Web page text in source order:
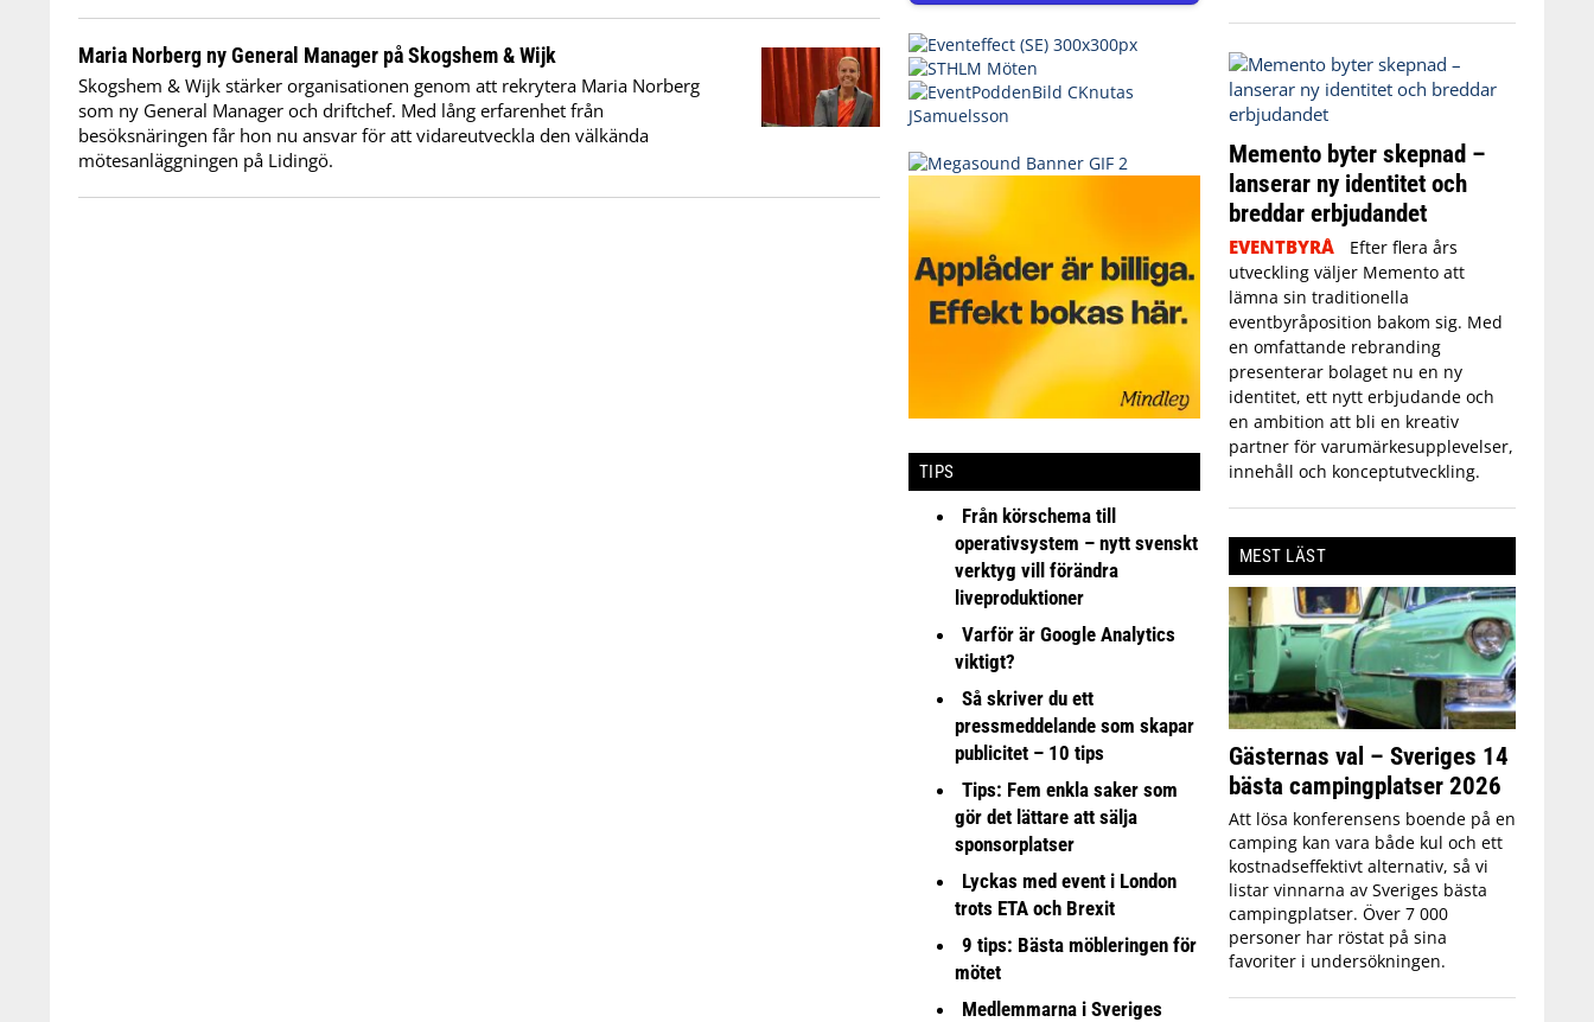
Maria Norberg ny General Manager på Skogshem & Wijk
Skogshem & Wijk stärker organisationen genom att rekrytera Maria Norberg
som ny General Manager och driftchef. Med lång erfarenhet från
besöksnäringen får hon nu ansvar för att vidareutveckla den välkända
mötesanläggningen på Lidingö.
TIPS
Från körschema till
operativsystem – nytt svenskt
verktyg vill förändra
liveproduktioner
Varför är Google Analytics
viktigt?
Så skriver du ett
pressmeddelande som skapar
publicitet – 10 tips
Tips: Fem enkla saker som
gör det lättare att sälja
sponsorplatser
Lyckas med event i London
trots ETA och Brexit
9 tips: Bästa möbleringen för
mötet
Medlemmarna i Sveriges
Memento byter skepnad –
lanserar ny identitet och
breddar erbjudandet
EVENTBYRÅ
Efter flera års
utveckling väljer Memento att
lämna sin traditionella
eventbyråposition bakom sig. Med
en omfattande rebranding
presenterar bolaget nu en ny
identitet, ett nytt erbjudande och
en ambition att bli en kreativ
partner för varumärkesupplevelser,
innehåll och konceptutveckling.
MEST LÄST
Gästernas val – Sveriges 14
bästa campingplatser 2026
Att lösa konferensens boende på en
camping kan vara både kul och ett
kostnadseffektivt alternativ, så vi
listar vinnarna av Sveriges bästa
campingplatser. Över 7 000
personer har röstat på sina
favoriter i undersökningen.